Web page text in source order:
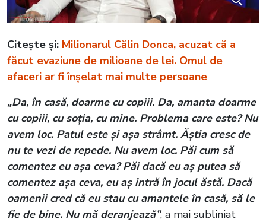
Citește și: Milionarul Călin Donca, acuzat că a
făcut evaziune de milioane de lei. Omul de
afaceri ar fi înșelat mai multe persoane
„Da, în casă, doarme cu copiii. Da, amanta doarme
cu copiii, cu soția, cu mine. Problema care este? Nu
avem loc. Patul este și așa strâmt. Ăștia cresc de
nu te vezi de repede. Nu avem loc. Păi cum să
comentez eu așa ceva? Păi dacă eu aș putea să
comentez așa ceva, eu aș intră în jocul ăstă. Dacă
oamenii cred că eu stau cu amantele în casă, să le
fie de bine. Nu mă deranjează”, a mai subliniat